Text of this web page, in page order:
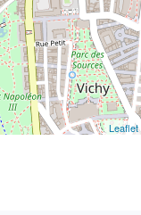
Leaflet